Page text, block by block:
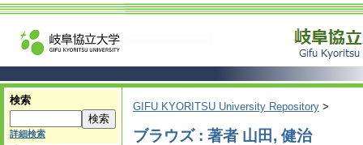
検索
詳細検索
GIFU KYORITSU University Repository >
ブラウズ : 著者 山田, 健治